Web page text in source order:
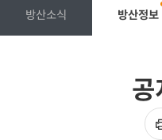
방산소식 방산정보
공